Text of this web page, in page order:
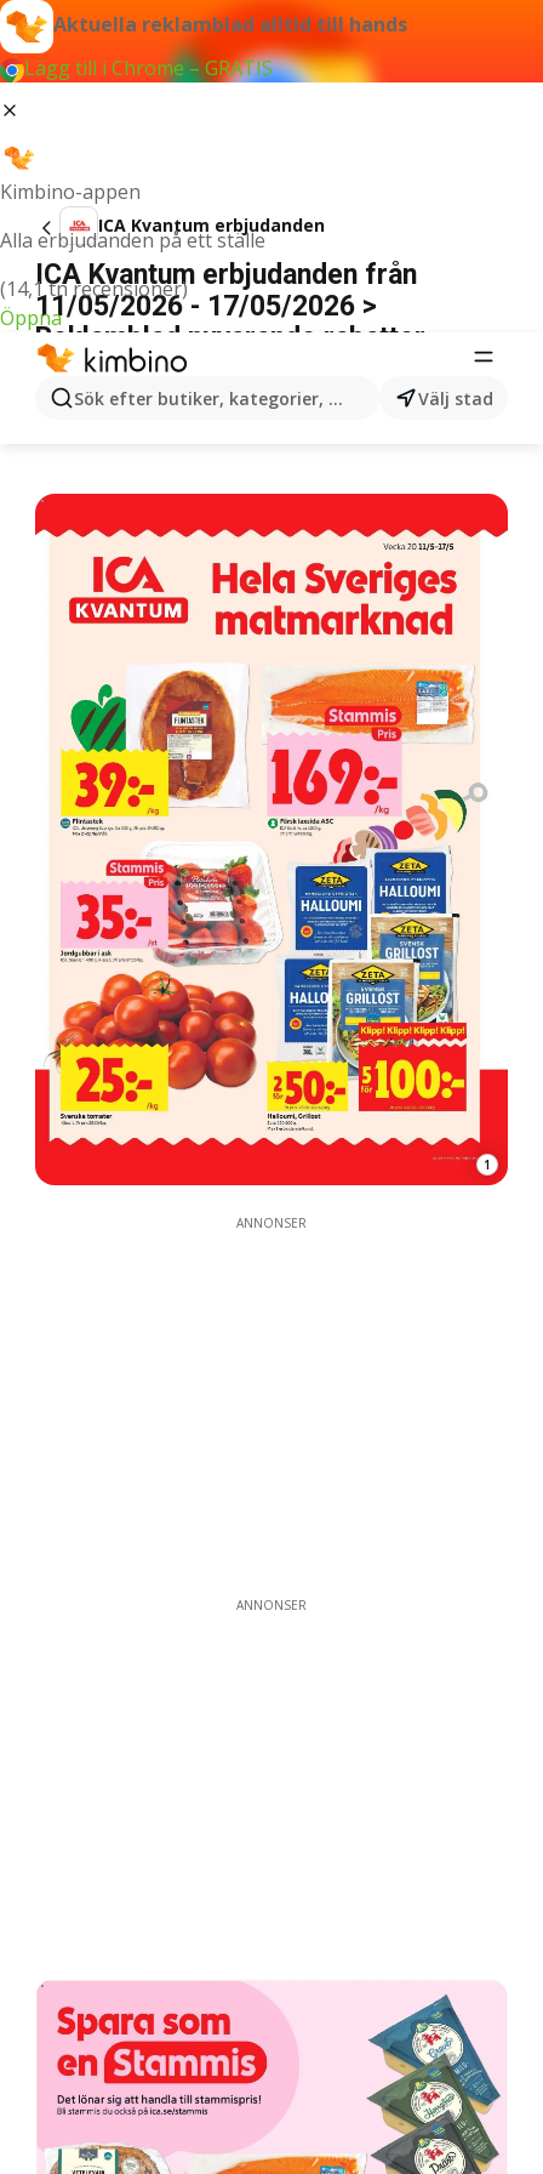
Aktuella reklamblad alltid till hands
Lägg till i Chrome – GRATIS
Kimbino-appen
Alla erbjudanden på ett ställe
(14,1 tn recensioner)
Öppna
Sök efter butiker, kategorier, produkter...Välj stad
ICA Kvantum erbjudanden
ICA Kvantum erbjudanden från
11/05/2026 - 17/05/2026 >
Reklamblad nuvarande rabatter
1
ANNONSER
ANNONSER